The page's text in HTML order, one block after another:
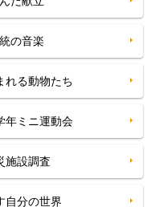
の音楽
れる動物たち
年ミニ運動会
施設調査
自分の世界